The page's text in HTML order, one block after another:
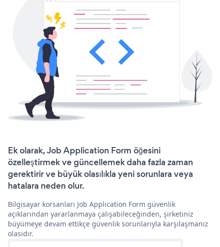
Ek olarak, Job Application Form öğesini
özelleştirmek ve güncellemek daha fazla zaman
gerektirir ve büyük olasılıkla yeni sorunlara veya
hatalara neden olur.
Bilgisayar korsanları Job Application Form güvenlik
açıklarından yararlanmaya çalışabileceğinden, şirketiniz
büyümeye devam ettikçe güvenlik sorunlarıyla karşılaşmanız
olasıdır.